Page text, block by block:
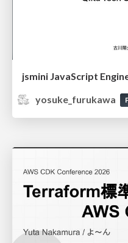
jsmini JavaScript
yosuke_furukawa